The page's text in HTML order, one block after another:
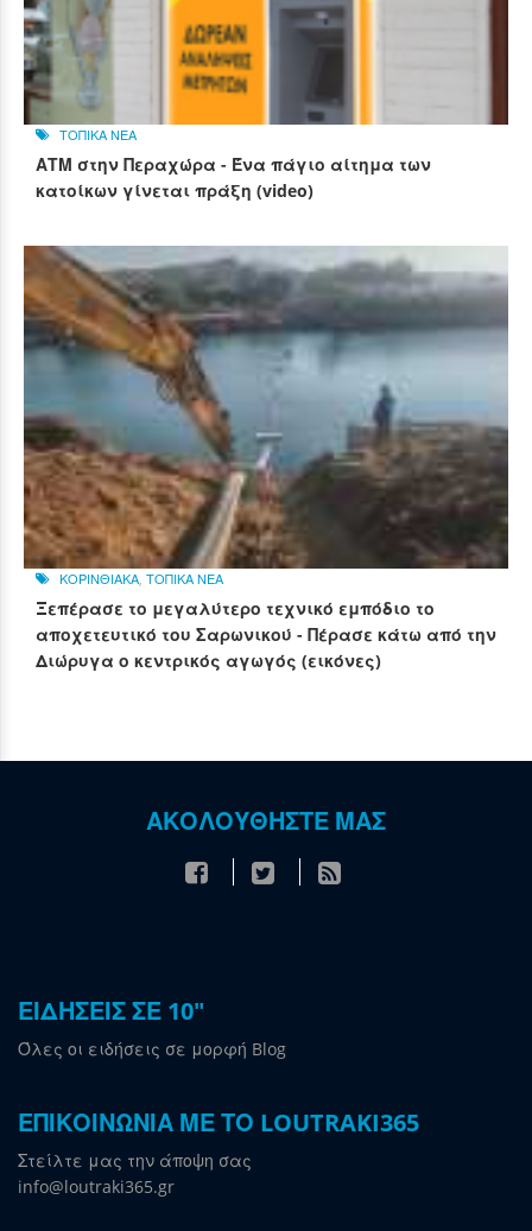
ΤΟΠΙΚΑ ΝΕΑ
ΑΤΜ στην Περαχώρα - Ένα πάγιο αίτημα των
κατοίκων γίνεται πράξη (video)
ΚΟΡΙΝΘΙΑΚΑ, ΤΟΠΙΚΑ ΝΕΑ
Ξεπέρασε το μεγαλύτερο τεχνικό εμπόδιο το
αποχετευτικό του Σαρωνικού - Πέρασε κάτω από την
Διώρυγα ο κεντρικός αγωγός (εικόνες)
ΑΚΟΛΟΥΘΗΣΤΕ ΜΑΣ
ΕΙΔΗΣΕΙΣ ΣΕ 10"
Όλες οι ειδήσεις σε μορφή Blog
ΕΠΙΚΟΙΝΩΝΙΑ ΜΕ ΤΟ LOUTRAKI365
Στείλτε μας την άποψη σας
info@loutraki365.gr